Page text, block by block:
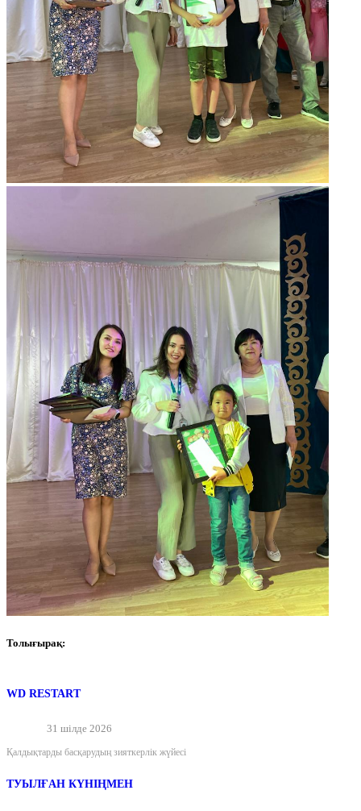
Толығырақ:
WD RESTART
31 шілде 2026
Қалдықтарды басқарудың зияткерлік жүйесі
ТУЫЛҒАН КҮНІҢМЕН